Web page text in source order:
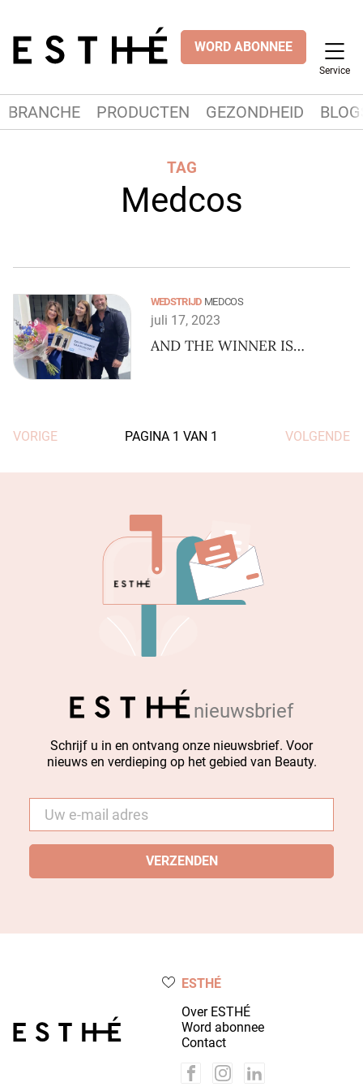
WORD ABONNEE
Service
BRANCHE PRODUCTEN GEZONDHEID
TAG
Medcos
WEDSTRIJD MEDCOS
juli 17, 2023
AND THE WINNER IS…
VORIGE PAGINA 1 VAN 1 VOLGENDE
nieuwsbrief
Schrijf u in en ontvang onze nieuwsbrief. Voor
nieuws en verdieping op het gebied van Beauty.
mail *
ESTHÉ
Over ESTHÉ
Word abonnee
Contact